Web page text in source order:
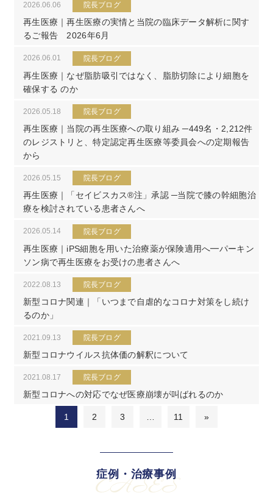
2026.06.06 院長ブログ
再生医療｜再生医療の実情と当院の臨床データ解析に関す
るご報告 2026年6月
2026.06.01 院長ブログ
再生医療｜なぜ脂肪吸引ではなく、脂肪切除により細胞を
確保する のか
2026.05.18 院長ブログ
再生医療｜当院の再生医療への取り組み ─449名・2,212件
のレジストリと、特定認定再生医療等委員会への定期報告
から
2026.05.15 院長ブログ
再生医療｜「セイビスカス®注」承認 ─当院で膝の幹細胞治
療を検討されている患者さんへ
2026.05.14 院長ブログ
再生医療｜iPS細胞を用いた治療薬が保険適用へ━パーキン
ソン病で再生医療をお受けの患者さんへ
2022.08.13 院長ブログ
新型コロナ関連｜「いつまで自虐的なコロナ対策をし続け
るのか」
2021.09.13 院長ブログ
新型コロナウイルス抗体価の解釈について
2021.08.17 院長ブログ
新型コロナへの対応でなぜ医療崩壊が叫ばれるのか
1 2 3 … 11 »
症例・治療事例
CASES